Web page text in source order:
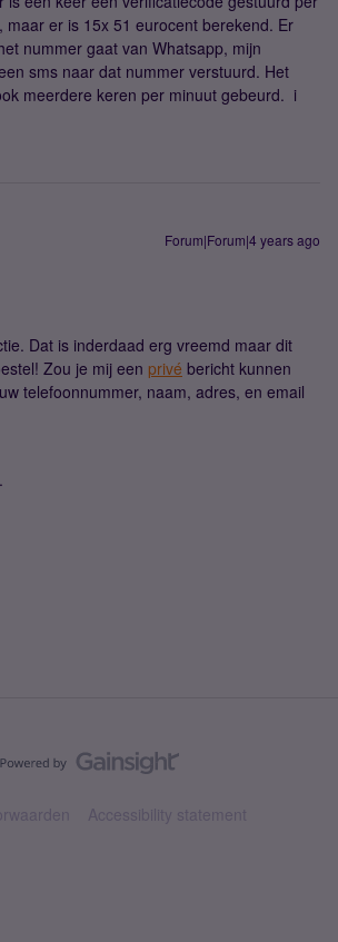
maar er is 15x 51 eurocent berekend. Er
nummer gaat van Whatsapp, mijn
sms naar dat nummer verstuurd. Het
meerdere keren per minuut gebeurd. i
Forum|Forum|4 years ago
Dat is inderdaad erg vreemd maar dit
Zou je mij een privé bericht kunnen
telefoonnummer, naam, adres, en email
Accessibility statement